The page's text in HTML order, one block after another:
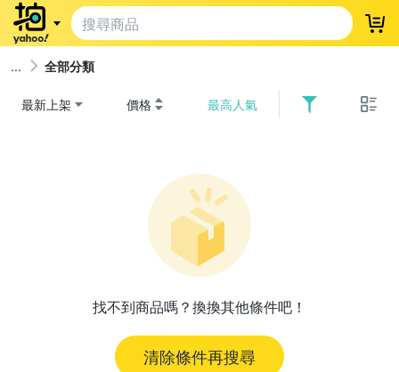
登
全部分類
最新上架 價格 最高人氣
找不到商品嗎？換換其他條件吧！
清除條件再搜尋